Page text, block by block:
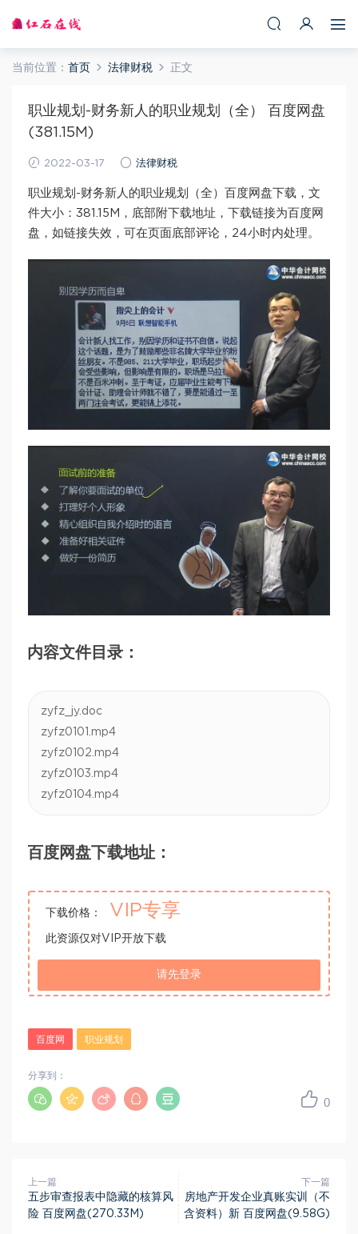
当前位置： 首页 法律财税 正文
职业规划-财务新人的职业规划（全） 百度网盘
(381.15M)
2022-03-17 法律财税
职业规划-财务新人的职业规划（全）百度网盘下载，文
件大小：381.15M，底部附下载地址，下载链接为百度网
盘，如链接失效，可在页面底部评论，24小时内处理。
内容文件目录：
zyfz_jy.doc
zyfz0101.mp4
zyfz0102.mp4
zyfz0103.mp4
zyfz0104.mp4
百度网盘下载地址：
下载价格： VIP专享
此资源仅对VIP开放下载
请先登录
百度网 职业规划
0
分享到：
上一篇
五步审查报表中隐藏的核算风
险 百度网盘(270.33M)
下一篇
房地产开发企业真账实训（不
含资料）新 百度网盘(9.58G)